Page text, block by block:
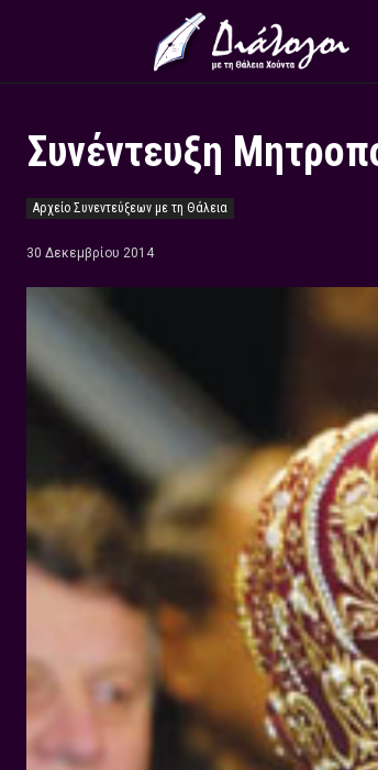
Συνέντευξη
Αρχείο Συνεντεύξεων με τη Θάλεια
30 Δεκεμβρίου 2014